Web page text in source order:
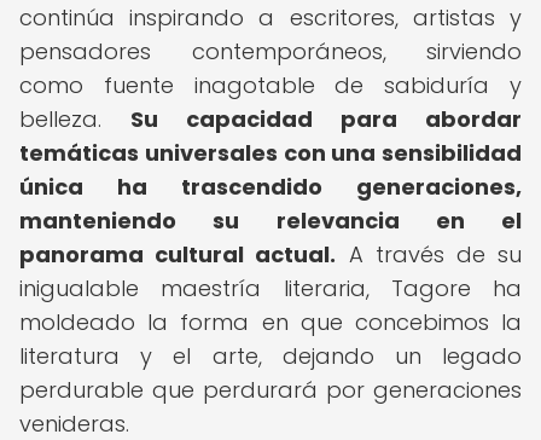
continúa inspirando a escritores, artistas y
pensadores contemporáneos, sirviendo
como fuente inagotable de sabiduría y
belleza. Su capacidad para abordar
temáticas universales con una sensibilidad
única ha trascendido generaciones,
manteniendo su relevancia en el
panorama cultural actual. A través de su
inigualable maestría literaria, Tagore ha
moldeado la forma en que concebimos la
literatura y el arte, dejando un legado
perdurable que perdurará por generaciones
venideras.